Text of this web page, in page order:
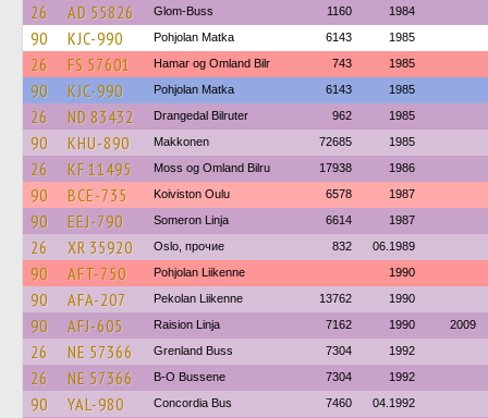
26 AD 55826 Glom-Buss 1160 1984
90 KJC-990 Pohjolan Matka 6143 1985
26 FS 57601 Hamar og Omland Bilr 743 1985
90 KJC-990 Pohjolan Matka 6143 1985
26 ND 83432 Drangedal Bilruter 962 1985
90 KHU-890 Makkonen 72685 1985
26 KF 11495 Moss og Omland Bilru 17938 1986
90 BCE-735 Koiviston Oulu 6578 1987
90 EEJ-790 Someron Linja 6614 1987
26 XR 35920 Oslo, прочие 832 06.1989
90 AFT-750 Pohjolan Liikenne 1990
90 AFA-207 Pekolan Liikenne 13762 1990
90 AFJ-605 Raision Linja 7162 1990 2009
26 NE 57366 Grenland Buss 7304 1992
26 NE 57366 B-O Bussene 7304 1992
90 YAL-980 Concordia Bus 7460 04.1992